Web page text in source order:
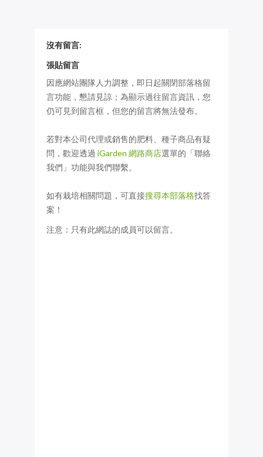
沒有留言:
張貼留言
因應網站團隊人力調整，即日起關閉部落格留
言功能，懇請見諒；為顯示過往留言資訊，您
仍可見到留言框，但您的留言將無法發布。
若對本公司代理或銷售的肥料、種子商品有疑
問，歡迎透過 iGarden 網路商店選單的「聯絡
我們」功能與我們聯繫。
如有栽培相關問題，可直接搜尋本部落格找答
案！
注意：只有此網誌的成員可以留言。